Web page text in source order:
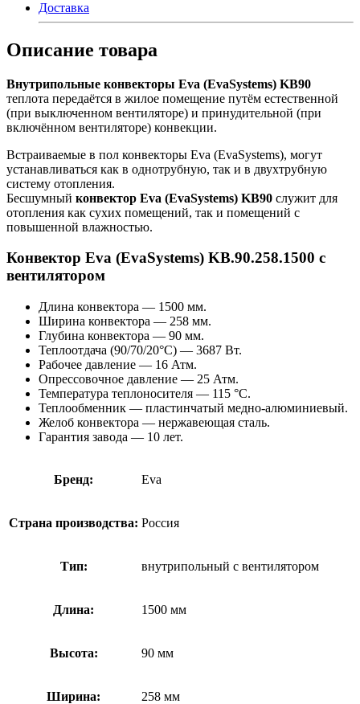
Доставка
Описание товара
Внутрипольные конвекторы Eva (EvaSystems) KB90
теплота передаётся в жилое помещение путём естественной
(при выключенном вентиляторе) и принудительной (при
включённом вентиляторе) конвекции.
Встраиваемые в пол конвекторы Eva (EvaSystems), могут
устанавливаться как в однотрубную, так и в двухтрубную
систему отопления.
Бесшумный конвектор Eva (EvaSystems) KB90 служит для
отопления как сухих помещений, так и помещений с
повышенной влажностью.
Конвектор Eva (EvaSystems) KB.90.258.1500 с
вентилятором
Длина конвектора — 1500 мм.
Ширина конвектора — 258 мм.
Глубина конвектора — 90 мм.
Теплоотдача (90/70/20°С) — 3687 Вт.
Рабочее давление — 16 Атм.
Опрессовочное давление — 25 Атм.
Температура теплоносителя — 115 °С.
Теплообменник — пластинчатый медно-алюминиевый.
Желоб конвектора — нержавеющая сталь.
Гарантия завода — 10 лет.
Бренд: Eva
Страна производства: Россия
Тип: внутрипольный с вентилятором
Длина: 1500 мм
Высота: 90 мм
Ширина: 258 мм